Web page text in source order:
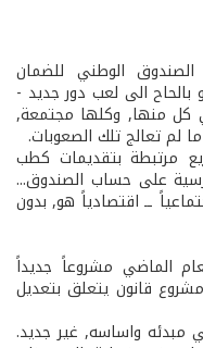
الوطني للضمان
الى لعب دور جديد
كل منها, وكلها مجتمعة,
لم تعالج تلك الصعوبات.
مرتبطة بتقديمات كطب
على حساب الصندوق...
ــ اقتصادياً هو, بدون
الماضي مشروعاً جديداً
مشروع قانون يتعلق بتعديل
مبدئه واساسه, غير جديد.